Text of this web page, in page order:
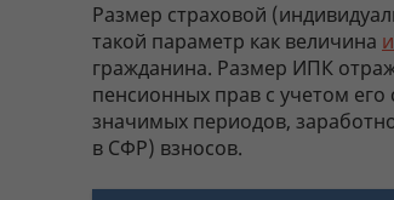
Размер страховой
такой параметр как величина
гражданина. Размер ИПК
пенсионных прав с учетом
значимых периодов,
в СФР) взносов.